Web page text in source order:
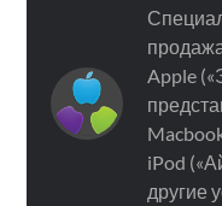
Apple
iPod
другие